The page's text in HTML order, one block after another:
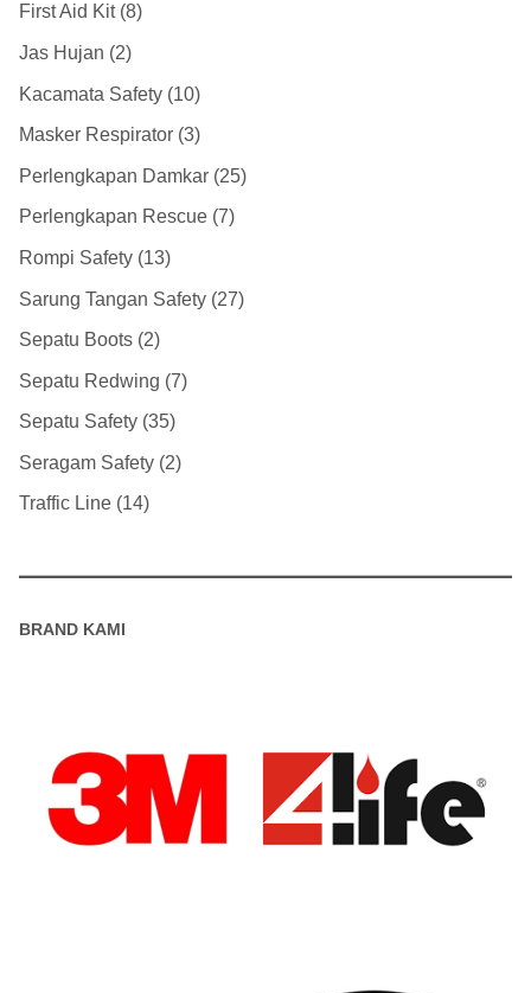
First Aid Kit 8
Jas Hujan 2
Kacamata Safety 10
Masker Respirator 3
Perlengkapan Damkar 25
Perlengkapan Rescue 7
Rompi Safety 13
Sarung Tangan Safety 27
Sepatu Boots 2
Sepatu Redwing 7
Sepatu Safety 35
Seragam Safety 2
Traffic Line 14
BRAND KAMI